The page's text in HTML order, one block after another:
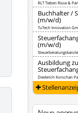
Buchhalter /
(m/w/d)
TuTech Innovation
(m/w/d)
Ausbildung